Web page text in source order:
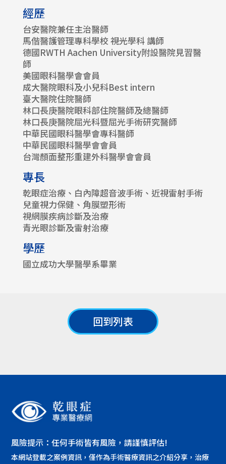
經歷
台安醫院兼任主治醫師
馬偕醫護管理專科學校 視光學科 講師
德國RWTH Aachen University附設醫院見習醫
師
美國眼科醫學會會員
成大醫院眼科及小兒科Best intern
臺大醫院住院醫師
林口長庚醫院眼科部住院醫師及總醫師
林口長庚醫院屈光科暨屈光手術研究醫師
中華民國眼科醫學會專科醫師
中華民國眼科醫學會會員
台灣顏面整形重建外科醫學會會員
專長
乾眼症治療、白內障超音波手術、近視雷射手術
兒童視力保健、角膜塑形術
視網膜疾病診斷及治療
青光眼診斷及雷射治療
學歷
國立成功大學醫學系畢業
回到列表
風險提示：任何手術皆有風險，請謹慎評估!
本網站登載之案例資訊，僅作為手術醫療資訊之介紹分享，治療